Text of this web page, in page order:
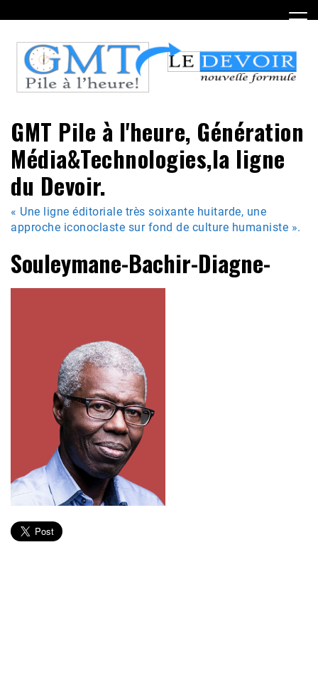
to
content
GMT Pile à l'heure, Génération
Média&Technologies,la ligne
du Devoir.
« Une ligne éditoriale très soixante huitarde, une
approche iconoclaste sur fond de culture humaniste ».
Souleymane-Bachir-Diagne-